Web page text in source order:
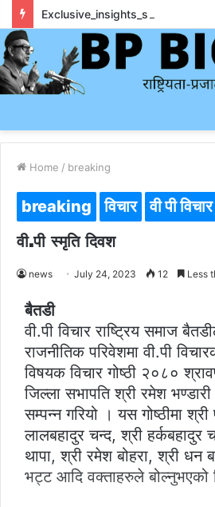
Home / breaking
breaking विचार वी पी विचार
वी.पी स्मृति दिवश
news July 24, 2023 12 Less
बैतडी
वी.पी विचार राष्ट्रिय समाज
राजनीतिक परिवेशमा वी.पी
विषयक विचार गोष्ठी २०८०
जिल्ला सभापति श्री रमेश
सम्पन्न गरियो । यस गोष्ठीमा
लालबहादुर चन्द, श्री हर्कबहादुर
थापा, श्री रमेश बोहरा, श्री धन
भट्ट आदि वक्ताहरुले बोल्नुभएको